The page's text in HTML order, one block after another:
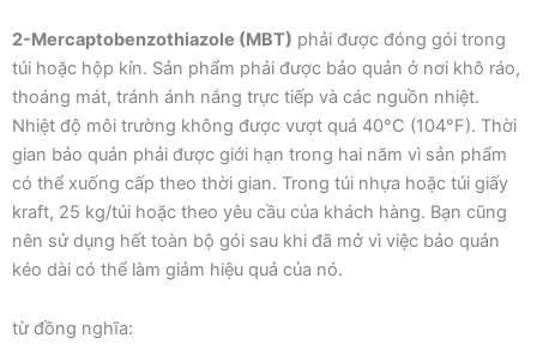
2-Mercaptobenzothiazole (MBT) phải được đóng gói trong
túi hoặc hộp kín. Sản phẩm phải được bảo quản ở nơi khô ráo,
thoáng mát, tránh ánh nắng trực tiếp và các nguồn nhiệt.
Nhiệt độ môi trường không được vượt quá 40°C (104°F). Thời
gian bảo quản phải được giới hạn trong hai năm vì sản phẩm
có thể xuống cấp theo thời gian. Trong túi nhựa hoặc túi giấy
kraft, 25 kg/túi hoặc theo yêu cầu của khách hàng. Bạn cũng
nên sử dụng hết toàn bộ gói sau khi đã mở vì việc bảo quản
kéo dài có thể làm giảm hiệu quả của nó.
từ đồng nghĩa: